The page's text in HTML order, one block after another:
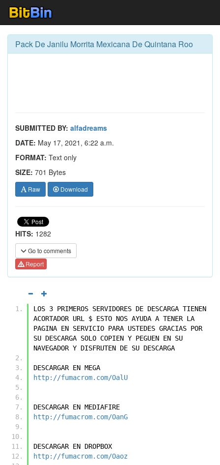
Pack De Janilu Morrita Mexicana De Quintana Roo
SUBMITTED BY: alfadreams
DATE: May 17, 2021, 6:22 a.m.
FORMAT: Text only
SIZE: 701 Bytes
Raw Download
HITS: 1282
Go to comments
Report
LOS 3 PRIMEROS SERVIDORES DE DESCARGA TIENEN
ACORTADOR URL $ ESTO NOS AYUDA A TENER LA
PAGINA EN SERVICIO PARA USTEDES GRACIAS POR
SU DESCARGA SOLO COPIEN Y PEGUEN EN SU
NAVEGADOR Y DISFRUTEN DE SU DESCARGA
DESCARGAR EN MEGA
http://fumacrom.com/OalU
DESCARGAR EN MEDIAFIRE
http://fumacrom.com/OanG
DESCARGAR EN DROPBOX
http://fumacrom.com/Oaoz